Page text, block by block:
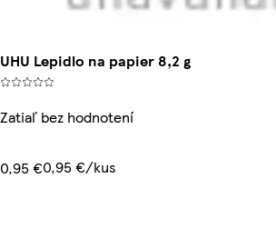
UHU Lepidlo na papier 8,2 g
Zatiaľ bez hodnotení
0,95 €0,95 €/kus